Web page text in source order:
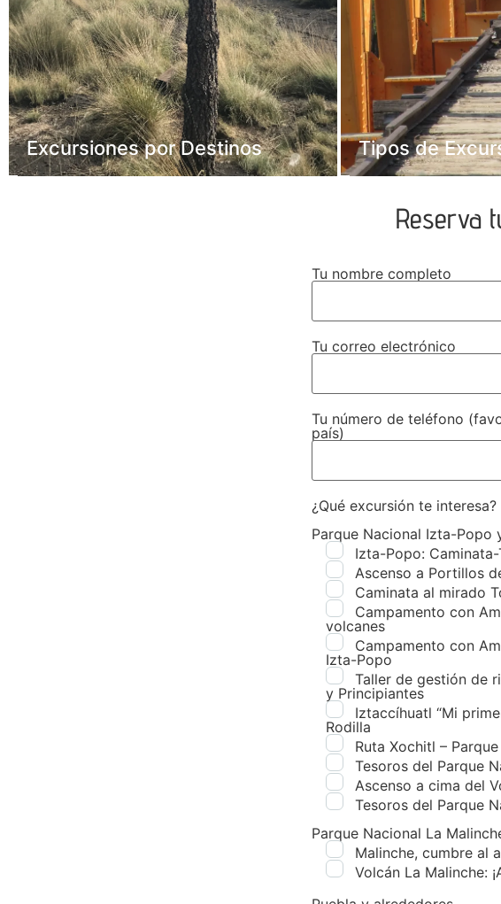
Excursiones por Destinos Tipos de
Reserva
Tu nombre completo
Tu correo electrónico
Tu número de teléfono
país)
¿Qué excursión te interesa?
Parque Nacional Izta-Popo
Izta-Popo:
Ascenso a Portillos
Caminata al mirado
Campamento con
volcanes
Campamento con
Izta-Popo
Taller de gestión de
y Principiantes
Iztaccíhuatl “Mi
Rodilla
Ruta Xochitl –
Tesoros del Parque
Ascenso a cima del
Tesoros del Parque
Parque Nacional La
Malinche, cumbre al
Volcán La Malinche: